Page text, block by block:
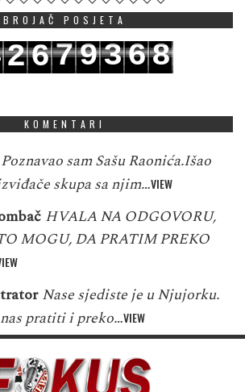
BROJAČ POSJETA
2679368
KOMENTARI
Poznavao sam Sašu Raonića.Išao
skupa sa njim…VIEW
HVALA NA ODGOVORU,
MOGU, DA PRATIM PREKO
Nase sjediste je u Njujorku.
pratiti i preko…VIEW